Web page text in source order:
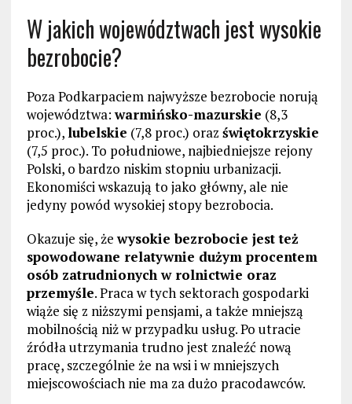
W jakich województwach jest wysokie
bezrobocie?
Poza Podkarpaciem najwyższe bezrobocie norują
województwa:warmińsko-mazurskie (8,3
proc.),lubelskie (7,8 proc.) oraz świętokrzyskie
(7,5 proc.). To południowe, najbiedniejsze rejony
Polski, o bardzo niskim stopniu urbanizacji.
Ekonomiści wskazują to jako główny, ale nie
jedyny powód wysokiej stopy bezrobocia.
Okazuje się, żewysokie bezrobocie jest też
spowodowane relatywnie dużym procentem
osób zatrudnionych w rolnictwie oraz
przemyśle. Praca w tych sektorach gospodarki
wiąże się z niższymi pensjami, a także mniejszą
mobilnością niż w przypadku usług. Po utracie
źródła utrzymania trudno jest znaleźć nową
pracę, szczególnie że na wsi i w mniejszych
miejscowościach nie ma za dużo pracodawców.